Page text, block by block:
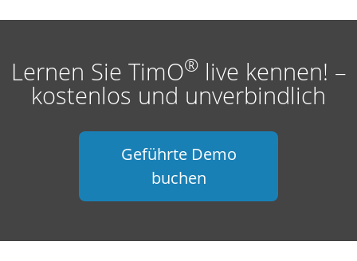
Lernen Sie TimO®live kennen! –
kostenlos und unverbindlich
Geführte Demo
buchen